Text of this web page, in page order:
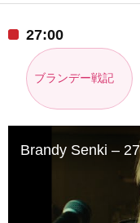
27:00
ブランデー戦記
Brandy Senki –